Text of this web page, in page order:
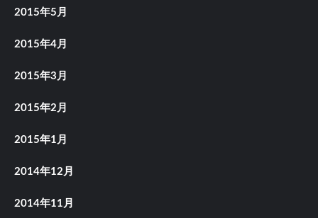
2015年5月
2015年4月
2015年3月
2015年2月
2015年1月
2014年12月
2014年11月